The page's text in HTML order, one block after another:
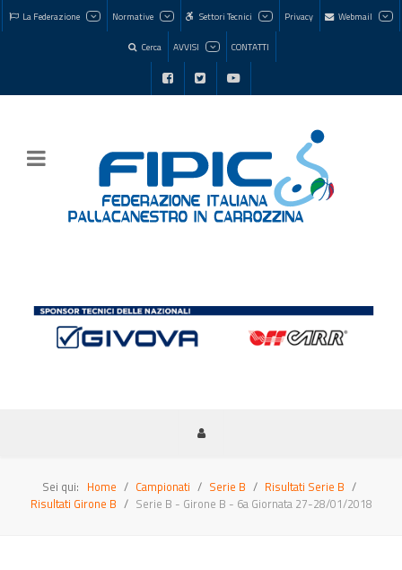
La Federazione Normative Settori Tecnici Privacy Webmail
Cerca AVVISI CONTATTI
Sei qui: Home Campionati Serie B
Risultati Serie B
Risultati Girone B
Serie B - Girone B - 6a Giornata 27-28/01/2018